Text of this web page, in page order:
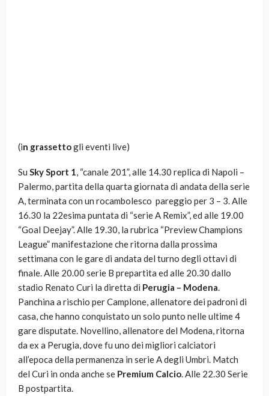
(in grassettogli eventi live)
Su Sky Sport 1, “canale 201”, alle 14.30 replica di Napoli –
Palermo, partita della quarta giornata di andata della serie
A, terminata con un rocambolesco pareggio per 3 – 3. Alle
16.30 la 22esima puntata di “serie A Remix”, ed alle 19.00
“Goal Deejay”. Alle 19.30, la rubrica “Preview Champions
League” manifestazione che ritorna dalla prossima
settimana con le gare di andata del turno degli ottavi di
finale. Alle 20.00 serie B prepartita ed alle 20.30 dallo
stadio Renato Curi la diretta di Perugia – Modena.
Panchina a rischio per Camplone, allenatore dei padroni di
casa, che hanno conquistato un solo punto nelle ultime 4
gare disputate. Novellino, allenatore del Modena, ritorna
da ex a Perugia, dove fu uno dei migliori calciatori
all’epoca della permanenza in serie A degli Umbri. Match
del Curi in onda anche se Premium Calcio. Alle 22.30 Serie
B postpartita.